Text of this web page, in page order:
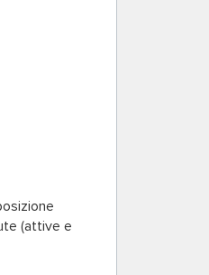
(attive e